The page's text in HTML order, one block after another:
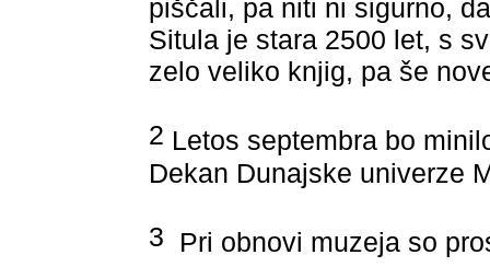
piščali, pa niti ni sigurno,
Situla je stara 2500 let, s
zelo veliko knjig, pa še
2 Letos septembra bo
Dekan Dunajske univerze
3 Pri obnovi muzeja so